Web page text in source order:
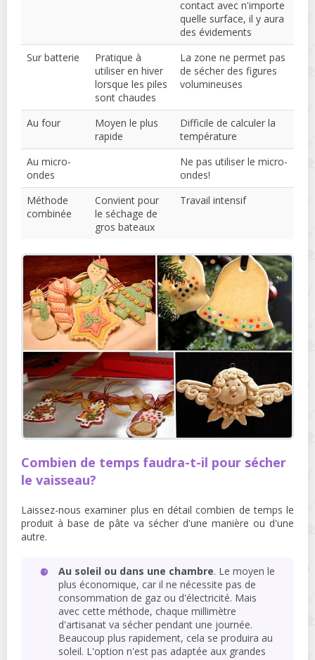
contact avec n'importe
quelle surface, il y aura
des évidements
Sur batterie
Pratique à
utiliser en hiver
lorsque les piles
sont chaudes
La zone ne permet pas
de sécher des figures
volumineuses
Au four
Moyen le plus
rapide
Difficile de calculer la
température
Au micro-
ondes
Ne pas utiliser le micro-
ondes!
Méthode
combinée
Convient pour
le séchage de
gros bateaux
Travail intensif
Combien de temps faudra-t-il pour sécher
le vaisseau?
Laissez-nous examiner plus en détail combien de temps le
produit à base de pâte va sécher d'une manière ou d'une
autre.
Au soleil ou dans une chambre. Le moyen le
plus économique, car il ne nécessite pas de
consommation de gaz ou d'électricité. Mais
avec cette méthode, chaque millimètre
d'artisanat va sécher pendant une journée.
Beaucoup plus rapidement, cela se produira au
soleil. L'option n'est pas adaptée aux grandes